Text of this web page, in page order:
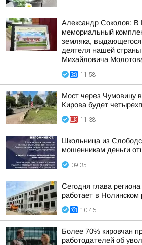
Александр Соколов: В
мемориальный
земляка, выдающегося
деятеля нашей
Михайловича
11:58
Мост через Чумовицу
Кирова будет
11:38
Школьница из
мошенникам деньги
09:35
Сегодня глава
работает в Нолинском
10:46
Более 70% кировчан
работодателей об